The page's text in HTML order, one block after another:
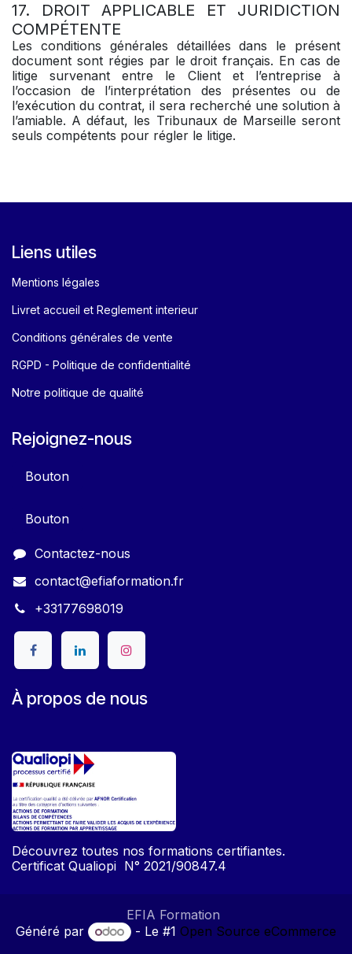
17. DROIT APPLICABLE ET JURIDICTION
COMPÉTENTE
Les conditions générales détaillées dans le présent
document sont régies par le droit français. En cas de
litige survenant entre le Client et l’entreprise à
l’occasion de l’interprétation des présentes ou de
l’exécution du contrat, il sera recherché une solution à
l’amiable. A défaut, les Tribunaux de Marseille seront
seuls compétents pour régler le litige.
Liens utiles
Mentions légales
Livret accueil et Reglement interieur
Conditions générales de vente
RGPD - Politique de confidentialité
Notre politique de qualité
Rejoignez-nous
Bouton
Bouton
Contactez-nous
contact@efiaformation.fr
+33177698019
À propos de nous
Découvrez toutes nos formations certifiantes.
Certificat Qualiopi N° 2021/90847.4
EFIA Formation
Généré par
- Le #1 Open Source eCommerce